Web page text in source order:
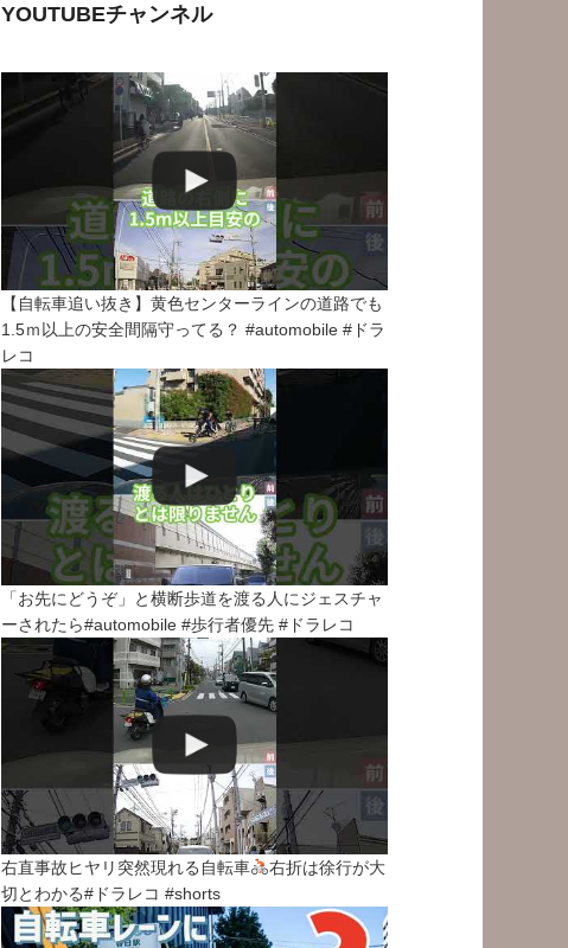
YOUTUBEチャンネル
【自転車追い抜き】黄色センターラインの道路でも
1.5ｍ以上の安全間隔守ってる？ #automobile #ドラ
レコ
「お先にどうぞ」と横断歩道を渡る人にジェスチャ
ーされたら#automobile #歩行者優先 #ドラレコ
右直事故ヒヤリ突然現れる自転車
右折は徐行が大
切とわかる#ドラレコ #shorts